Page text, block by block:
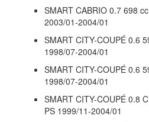
SMART CABRIO 0.7 698
2003/01-2004/01
SMART CITY-COUPÉ 0.6
1998/07-2004/01
SMART CITY-COUPÉ 0.6
1998/07-2004/01
SMART CITY-COUPÉ 0.8
PS 1999/11-2004/01